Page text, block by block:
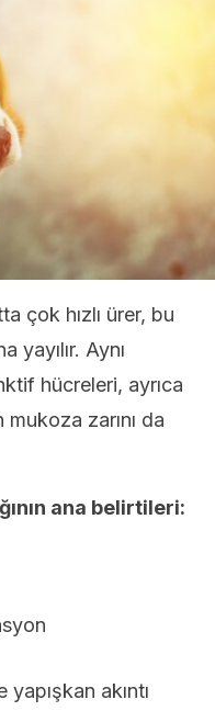
çok hızlı ürer, bu
Aynı
hücreleri, ayrıca
zarını da
ana belirtileri:
yapışkan akıntı